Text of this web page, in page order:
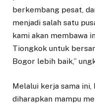
berkembang pesat,
menjadi salah satu
kami akan membawa
Tiongkok untuk
Bogor lebih baik,”
Melalui kerja sama
diharapkan mampu